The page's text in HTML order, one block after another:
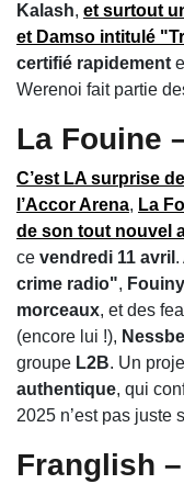
Kalash, et surtout
et Damso intitulé
certifié rapidement
Werenoi fait partie
La Fouine
C’est LA surprise
l’Accor Arena, La
de son tout nouvel
ce vendredi 11 avril .
crime radio", Fouiny
morceaux, et des
(encore lui !),
groupe L2B. Un
authentique, qui
2025 n’est pas juste
Franglish